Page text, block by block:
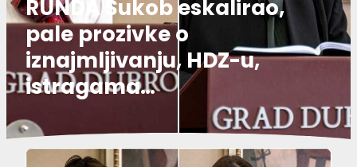
RUNDA Sukob eskalirao,
pale prozivke o
iznajmljivanju, HDZ-u,
istragama…